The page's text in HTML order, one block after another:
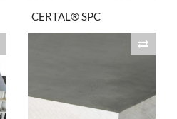
CERTAL® SPC